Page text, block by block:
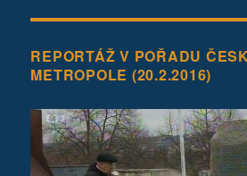
REPORTÁŽ V POŘADU
METROPOLE (20.2.2016)